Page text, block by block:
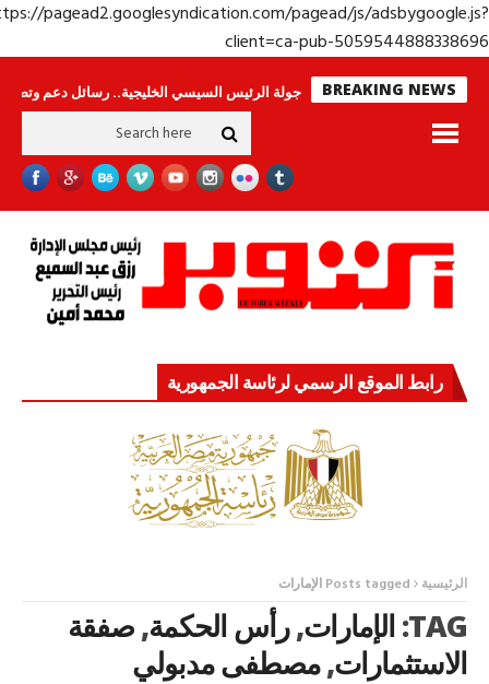
https://pagead2.googlesyndication.com/pagead/js/
client=ca-pub-
BREAKING NEWS
لا ينامون جولة الرئيس السيسي الخليجية.. رسائل دعم وتضامن للأشقاء
رابط الموقع الرسمي لرئاسة الجمهورية
الرئيسية Posts tagged الإمارات
TAG: الإمارات,رأس الحكمة,صفقة
الاستثمارات,مصطفى مدبولي